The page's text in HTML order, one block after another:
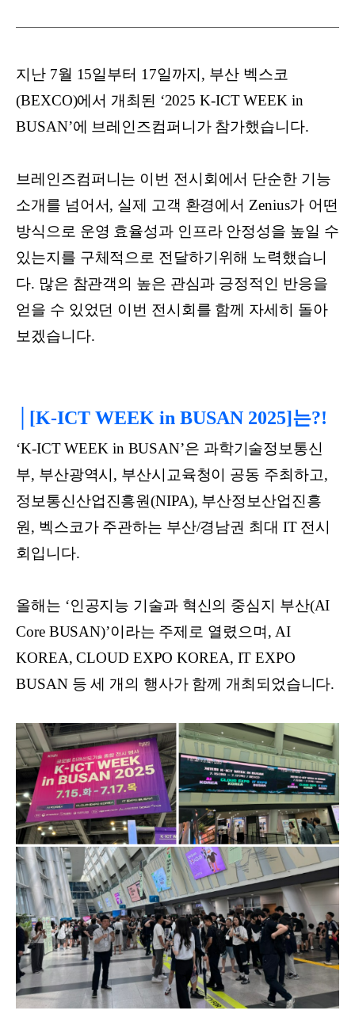
지난 7월 15일부터 17일까지, 부산 벡스코
(BEXCO)에서 개최된 ‘2025 K-ICT WEEK in
BUSAN’에 브레인즈컴퍼니가 참가했습니다.
브레인즈컴퍼니는 이번 전시회에서 단순한 기능
소개를 넘어서, 실제 고객 환경에서 Zenius가 어떤
방식으로 운영 효율성과 인프라 안정성을 높일 수
있는지를 구체적으로 전달하기위해 노력했습니
다. 많은 참관객의 높은 관심과 긍정적인 반응을
얻을 수 있었던 이번 전시회를 함께 자세히 돌아
보겠습니다.
│[K-ICT WEEK in BUSAN 2025]는?!
‘K-ICT WEEK in BUSAN’은 과학기술정보통신
부, 부산광역시, 부산시교육청이 공동 주최하고,
정보통신산업진흥원(NIPA), 부산정보산업진흥
원, 벡스코가 주관하는 부산/경남권 최대 IT 전시
회입니다.
올해는 ‘인공지능 기술과 혁신의 중심지 부산(AI
Core BUSAN)’이라는 주제로 열렸으며, AI
KOREA, CLOUD EXPO KOREA, IT EXPO
BUSAN 등 세 개의 행사가 함께 개최되었습니다.